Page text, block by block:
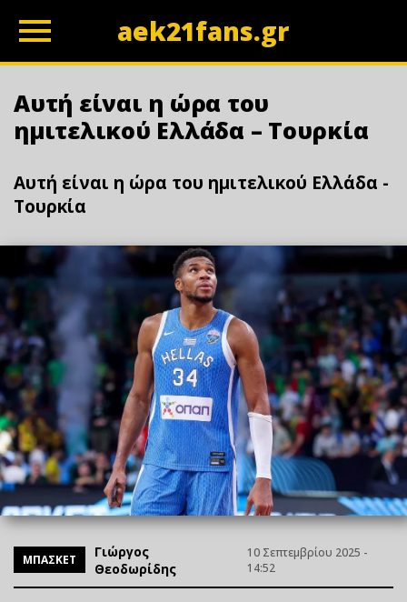
aek21fans.gr
Αυτή είναι η ώρα του
ημιτελικού Ελλάδα – Τουρκία
Αυτή είναι η ώρα του ημιτελικού Ελλάδα -
Τουρκία
ΜΠΑΣΚΕΤ
Γιώργος
Θεοδωρίδης
10 Σεπτεμβρίου 2025 -
14:52